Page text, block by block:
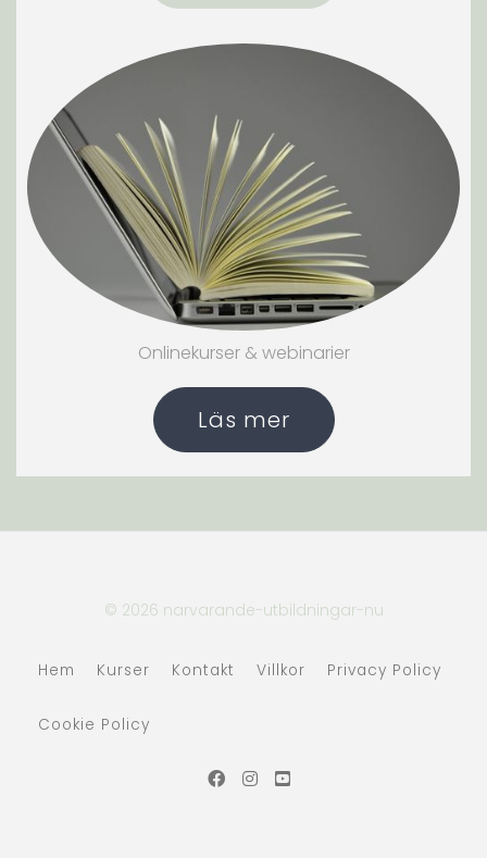
Onlinekurser & webinarier
Läs mer
© 2026 narvarande-utbildningar-nu
Hem Kurser Kontakt Villkor Privacy Policy
Cookie Policy